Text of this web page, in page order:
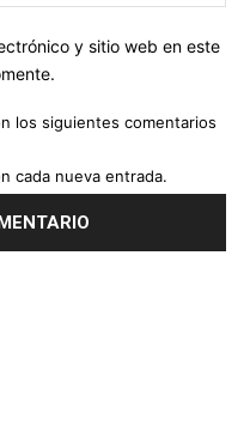
y sitio web en este
los siguientes comentarios
cada nueva entrada.